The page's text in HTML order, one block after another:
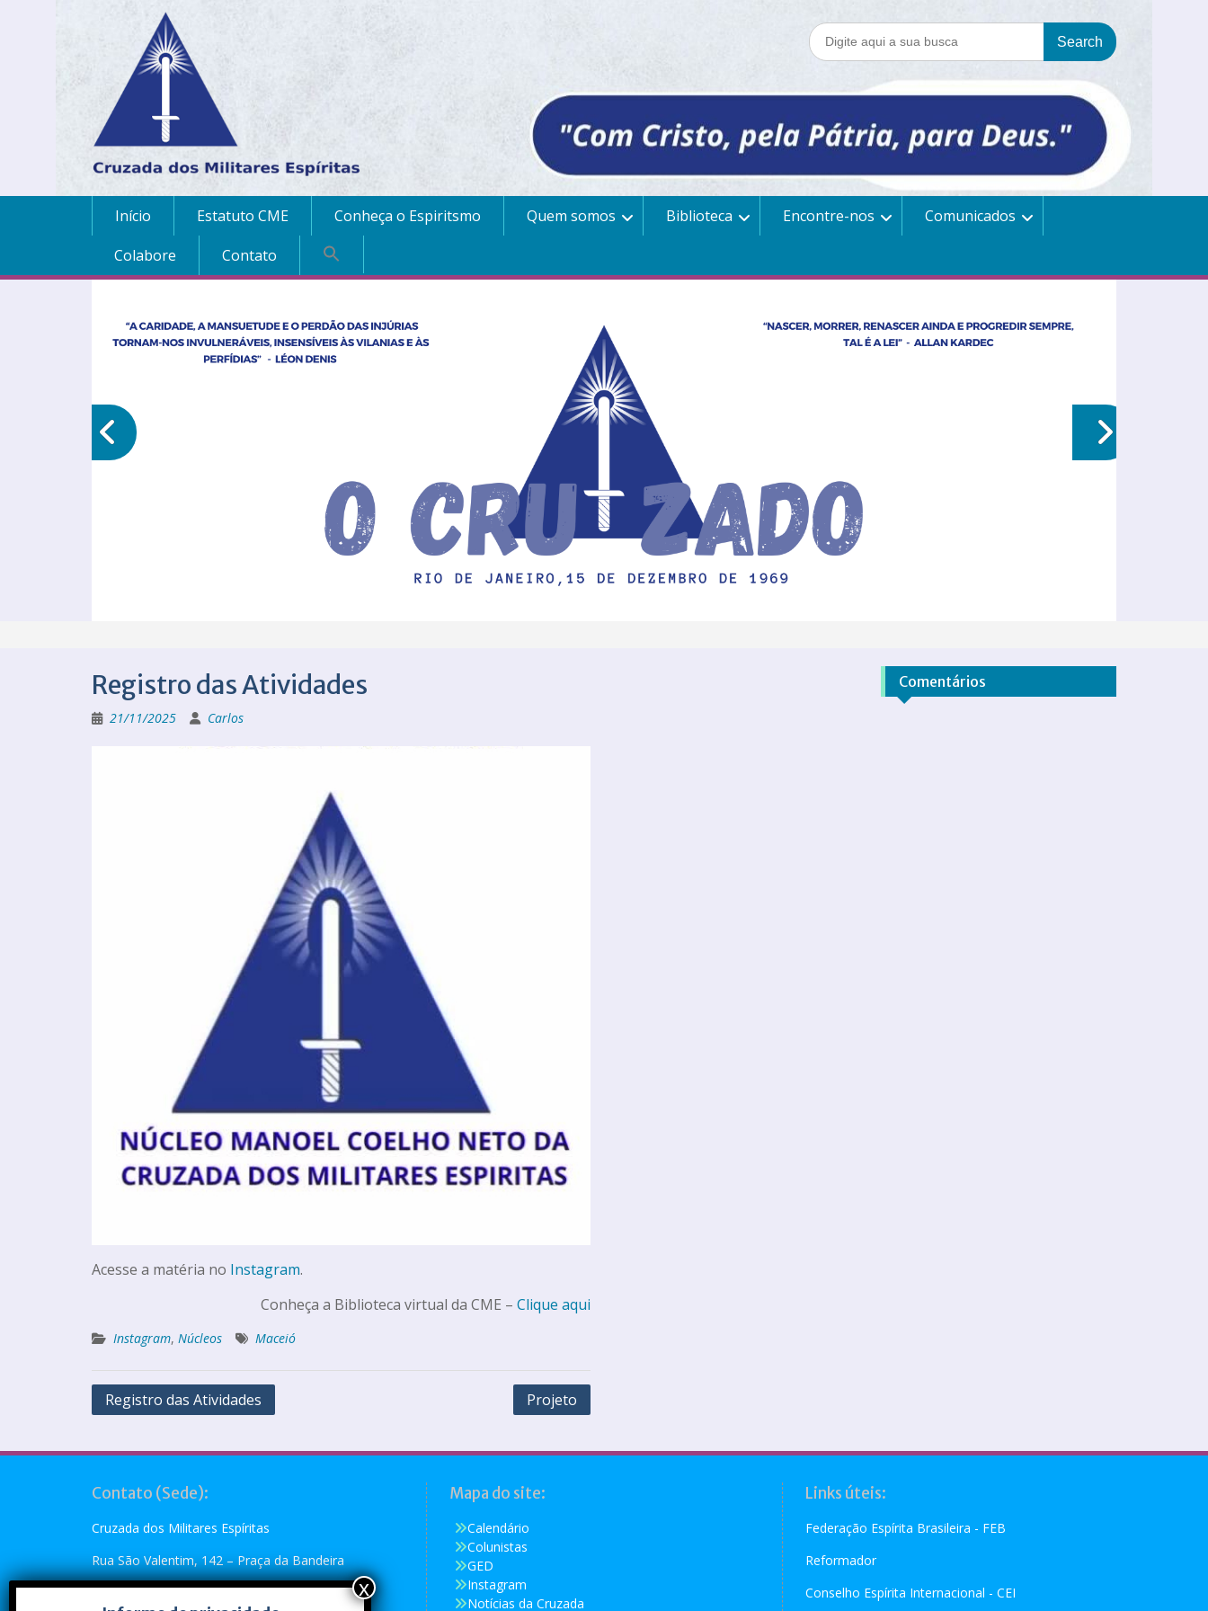
Início Estatuto CME Conheça o Espiritsmo Quem somos Biblioteca Encontre-nos
Comunicados
Colabore
Contato
Registro das Atividades
21/11/2025 Carlos
Acesse a matéria no Instagram.
Conheça a Biblioteca virtual da CME – Clique aqui
Instagram, Núcleos Maceió
Registro das Atividades Projeto
Comentários
Contato (Sede):
Cruzada dos Militares Espíritas
Rua São Valentim, 142 – Praça da Bandeira
Rio de Janeiro, RJ – CEP: 20.260-110
Mapa do site:
Calendário
Colunistas
GED
Instagram
Notícias da Cruzada
Links úteis:
Federação Espírita Brasileira - FEB
Reformador
Conselho Espírita Internacional - CEI